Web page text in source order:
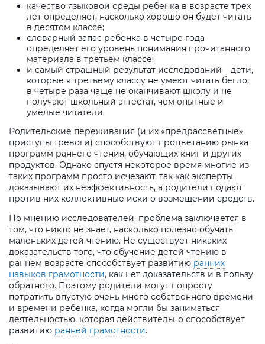
качество языковой среды ребенка в возрасте трех
лет определяет, насколько хорошо он будет читать
в десятом классе;
словарный запас ребенка в четыре года
определяет его уровень понимания прочитанного
материала в третьем классе;
и самый страшный результат исследований – дети,
которые к третьему классу не умеют читать бегло,
в четыре раза чаще не оканчивают школу и не
получают школьный аттестат, чем опытные и
умелые читатели.
Родительские переживания (и их «предрассветные»
приступы тревоги) способствуют процветанию рынка
программ раннего чтения, обучающих книг и других
продуктов. Однако спустя некоторое время многие из
таких программ просто исчезают, так как эксперты
доказывают их неэффективность, а родители подают
против них коллективные иски о возмещении средств.
По мнению исследователей, проблема заключается в
том, что никто не знает, насколько полезно обучать
маленьких детей чтению. Не существует никаких
доказательств того, что обучение детей чтению в
раннем возрасте способствует развитию ранних
навыков грамотности, как нет доказательств и в пользу
обратного. Поэтому родители могут попросту
потратить впустую очень много собственного времени
и времени ребенка, когда могли бы заниматься
деятельностью, которая действительно способствует
развитию ранней грамотности.